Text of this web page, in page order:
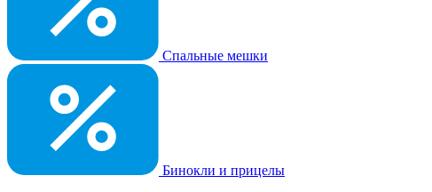
Спальные мешки
Бинокли и прицелы